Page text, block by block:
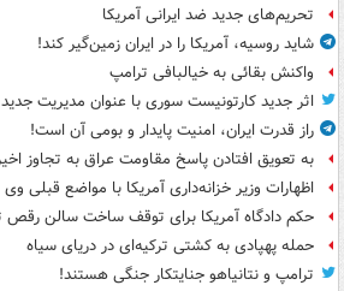
تحریم‌های جدید ضد ایرانی آمریکا
شاید روسیه، آمریکا را در ایران زمین‌گیر کند!
واکنش بقائی به خیالبافی ترامپ
اثر جدید کارتونیست سوری با عنوان مدیریت
راز قدرت ایران، امنیت پایدار و بومی آن است!
به تعویق افتادن پاسخ مقاومت عراق به تجاوز
اظهارات وزیر خزانه‌داری آمریکا با مواضع قبلی
حکم دادگاه آمریکا برای توقف ساخت سالن رقص
حمله پهپادی به کشتی ترکیه‌ای در دریای سیاه
ترامپ و نتانیاهو جنایتکار جنگی هستند!